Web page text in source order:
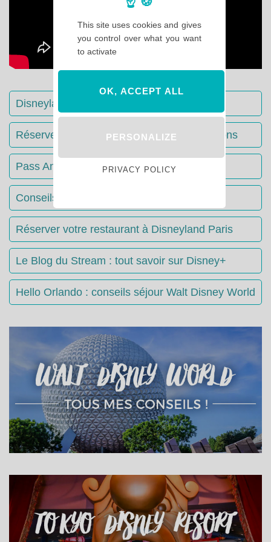
Disneyland Paris : Le guide complet
Réserver votre séjour : toutes les informations
Pass Annuels Disney : informations
Conseils & Astuces Disneyland Paris
Réserver votre restaurant à Disneyland Paris
Le Blog du Stream : tout savoir sur Disney+
Hello Orlando : conseils séjour Walt Disney World
This site uses cookies and gives
you control over what you want
to activate
OK, ACCEPT ALL
PERSONALIZE
PRIVACY POLICY